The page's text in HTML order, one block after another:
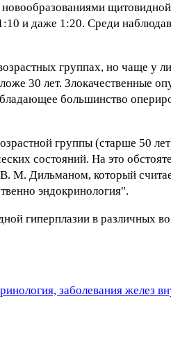
новообразованиями
и даже 1:20. Среди
группах, но чаще у
30 лет. Злокачественные
большинство
группы (старше 50
состояний. На это
М. Дильманом, который
эндокринология".
гиперплазии в различных
заболевания желез